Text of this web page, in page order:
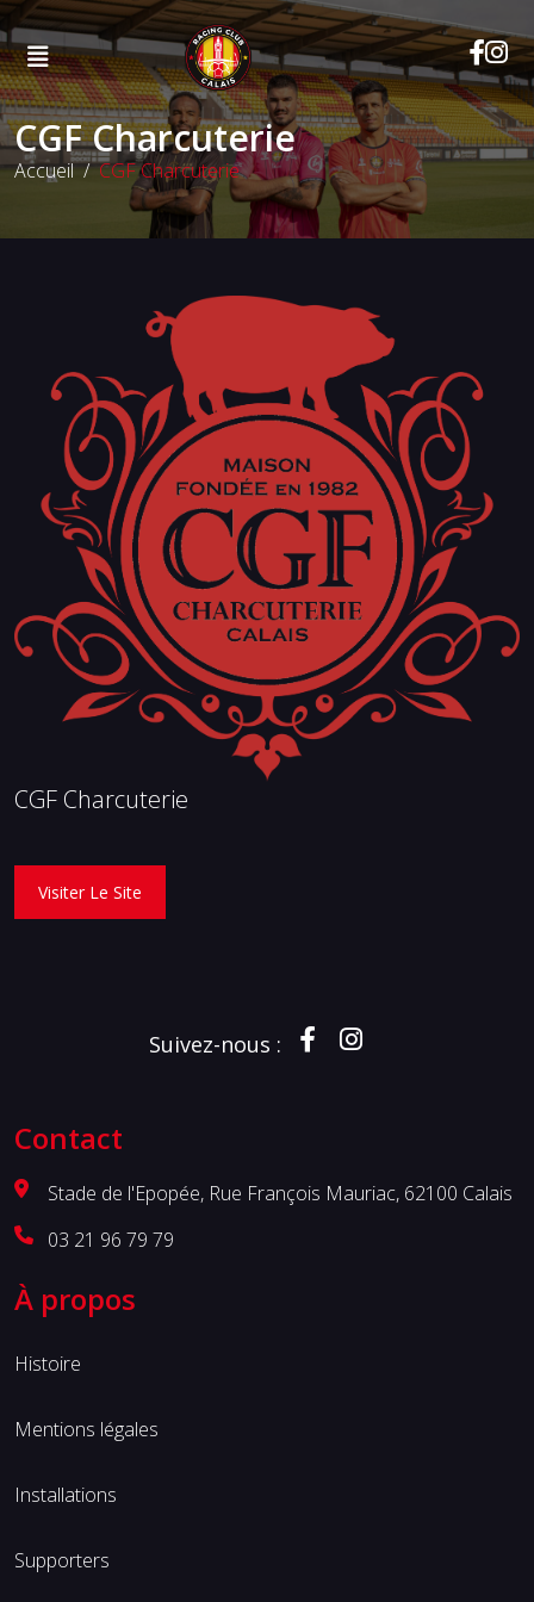
CGF Charcuterie
Accueil CGF Charcuterie
CGF Charcuterie
Visiter Le Site
Suivez-nous :
Contact
Stade de l'Epopée, Rue François Mauriac, 62100 Calais
03 21 96 79 79
À propos
Histoire
Mentions légales
Installations
Supporters